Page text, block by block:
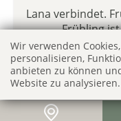
Wir verwenden
personalisieren,
anbieten zu können
Website zu analysieren.
Lana verbindet.
Frühling
FRÜHLINGS